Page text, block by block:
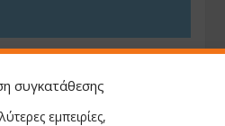
συγκατάθεσης
εμπειρίες,